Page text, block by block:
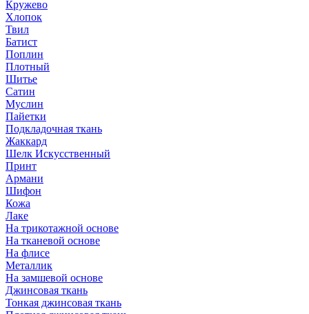
Кружево
Хлопок
Твил
Батист
Поплин
Плотный
Шитье
Сатин
Муслин
Пайетки
Подкладочная ткань
Жаккард
Шелк Искусственный
Принт
Армани
Шифон
Кожа
Лаке
На трикотажной основе
На тканевой основе
На флисе
Металлик
На замшевой основе
Джинсовая ткань
Тонкая джинсовая ткань